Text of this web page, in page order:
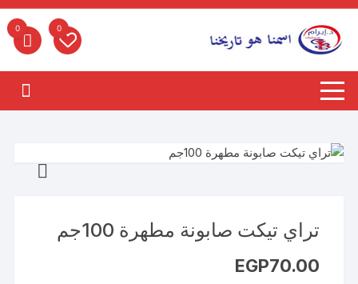
التجاوز
المحتوى
0
0
تراي تيكت صابونة مطهرة 100جم
EGP70.00